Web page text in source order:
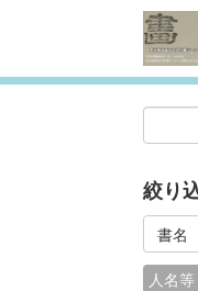
絞り
書名
人名等